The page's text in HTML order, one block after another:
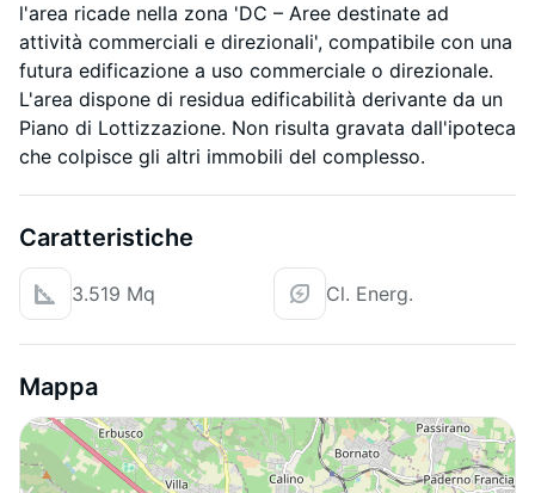
l'area ricade nella zona 'DC – Aree destinate ad
attività commerciali e direzionali', compatibile con una
futura edificazione a uso commerciale o direzionale.
L'area dispone di residua edificabilità derivante da un
Piano di Lottizzazione. Non risulta gravata dall'ipoteca
che colpisce gli altri immobili del complesso.
Caratteristiche
3.519 Mq Cl. Energ.
Mappa